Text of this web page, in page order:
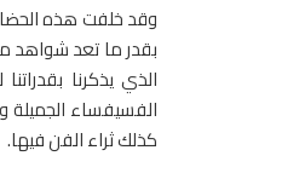
وقد خلفت هذه
بقدر ما تعد شواهد
الذي يذكرنا
الفسيفساء
كذلك ثراء الفن فيها.